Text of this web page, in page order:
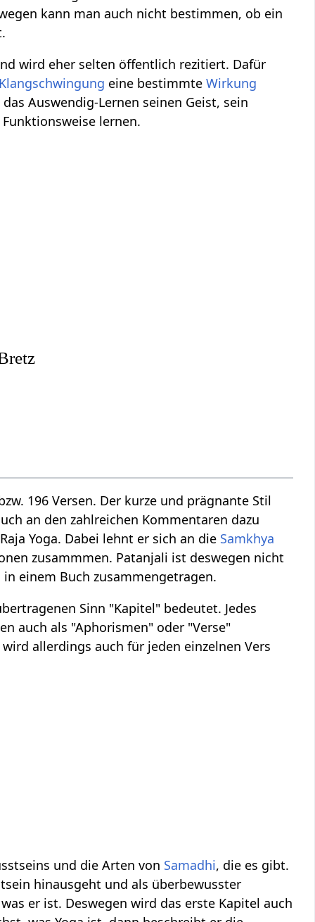
kann man auch nicht bestimmen, ob ein
wird eher selten öffentlich rezitiert. Dafür
Klangschwingung eine bestimmteWirkung
Auswendig-Lernen seinen Geist, sein
lernen.
196 Versen. Der kurze und prägnante Stil
an den zahlreichen Kommentaren dazu
Yoga. Dabei lehnt er sich an die Samkhya
zusammmen. Patanjali ist deswegen nicht
einem Buch zusammengetragen.
Sinn "Kapitel" bedeutet. Jedes
auch als "Aphorismen" oder "Verse"
allerdings auch für jeden einzelnen Vers
und die Arten von Samadhi, die es gibt.
hinausgeht und als überbewusster
er ist. Deswegen wird das erste Kapitel auch